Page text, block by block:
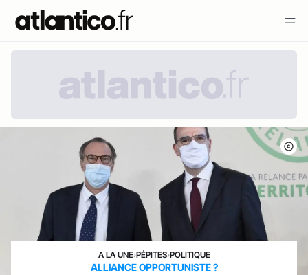
A LA UNE›PÉPITES›POLITIQUE
ALLIANCE OPPORTUNISTE ?